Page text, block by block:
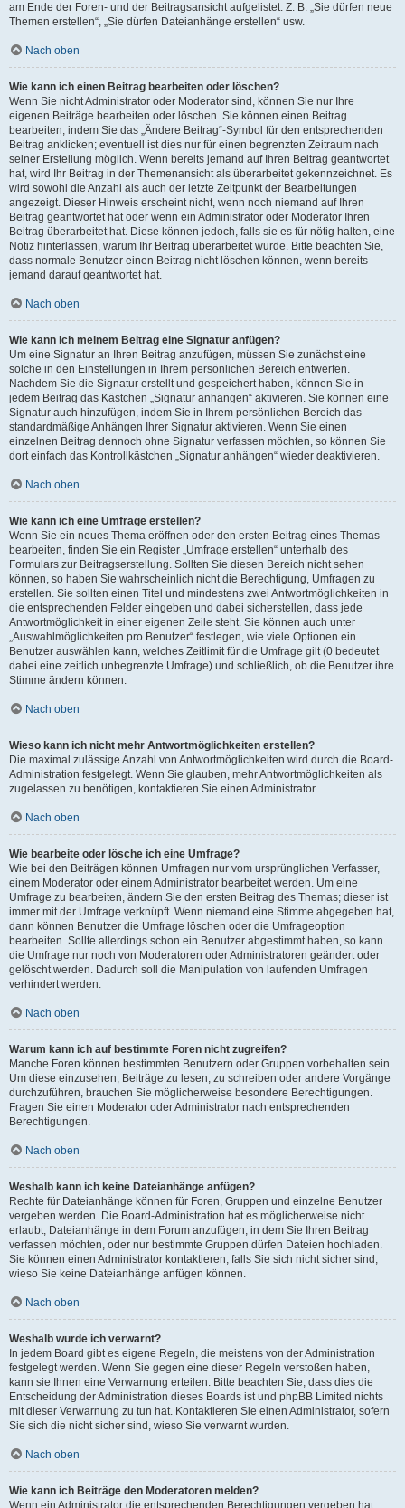
am Ende der Foren- und der Beitragsansicht aufgelistet. Z. B. „Sie dürfen neue
Themen erstellen“, „Sie dürfen Dateianhänge erstellen“ usw.
Nach oben
Wie kann ich einen Beitrag bearbeiten oder löschen?
Wenn Sie nicht Administrator oder Moderator sind, können Sie nur Ihre
eigenen Beiträge bearbeiten oder löschen. Sie können einen Beitrag
bearbeiten, indem Sie das „Ändere Beitrag“-Symbol für den entsprechenden
Beitrag anklicken; eventuell ist dies nur für einen begrenzten Zeitraum nach
seiner Erstellung möglich. Wenn bereits jemand auf Ihren Beitrag geantwortet
hat, wird Ihr Beitrag in der Themenansicht als überarbeitet gekennzeichnet. Es
wird sowohl die Anzahl als auch der letzte Zeitpunkt der Bearbeitungen
angezeigt. Dieser Hinweis erscheint nicht, wenn noch niemand auf Ihren
Beitrag geantwortet hat oder wenn ein Administrator oder Moderator Ihren
Beitrag überarbeitet hat. Diese können jedoch, falls sie es für nötig halten, eine
Notiz hinterlassen, warum Ihr Beitrag überarbeitet wurde. Bitte beachten Sie,
dass normale Benutzer einen Beitrag nicht löschen können, wenn bereits
jemand darauf geantwortet hat.
Nach oben
Wie kann ich meinem Beitrag eine Signatur anfügen?
Um eine Signatur an Ihren Beitrag anzufügen, müssen Sie zunächst eine
solche in den Einstellungen in Ihrem persönlichen Bereich entwerfen.
Nachdem Sie die Signatur erstellt und gespeichert haben, können Sie in
jedem Beitrag das Kästchen „Signatur anhängen“ aktivieren. Sie können eine
Signatur auch hinzufügen, indem Sie in Ihrem persönlichen Bereich das
standardmäßige Anhängen Ihrer Signatur aktivieren. Wenn Sie einen
einzelnen Beitrag dennoch ohne Signatur verfassen möchten, so können Sie
dort einfach das Kontrollkästchen „Signatur anhängen“ wieder deaktivieren.
Nach oben
Wie kann ich eine Umfrage erstellen?
Wenn Sie ein neues Thema eröffnen oder den ersten Beitrag eines Themas
bearbeiten, finden Sie ein Register „Umfrage erstellen“ unterhalb des
Formulars zur Beitragserstellung. Sollten Sie diesen Bereich nicht sehen
können, so haben Sie wahrscheinlich nicht die Berechtigung, Umfragen zu
erstellen. Sie sollten einen Titel und mindestens zwei Antwortmöglichkeiten in
die entsprechenden Felder eingeben und dabei sicherstellen, dass jede
Antwortmöglichkeit in einer eigenen Zeile steht. Sie können auch unter
„Auswahlmöglichkeiten pro Benutzer“ festlegen, wie viele Optionen ein
Benutzer auswählen kann, welches Zeitlimit für die Umfrage gilt (0 bedeutet
dabei eine zeitlich unbegrenzte Umfrage) und schließlich, ob die Benutzer ihre
Stimme ändern können.
Nach oben
Wieso kann ich nicht mehr Antwortmöglichkeiten erstellen?
Die maximal zulässige Anzahl von Antwortmöglichkeiten wird durch die Board-
Administration festgelegt. Wenn Sie glauben, mehr Antwortmöglichkeiten als
zugelassen zu benötigen, kontaktieren Sie einen Administrator.
Nach oben
Wie bearbeite oder lösche ich eine Umfrage?
Wie bei den Beiträgen können Umfragen nur vom ursprünglichen Verfasser,
einem Moderator oder einem Administrator bearbeitet werden. Um eine
Umfrage zu bearbeiten, ändern Sie den ersten Beitrag des Themas; dieser ist
immer mit der Umfrage verknüpft. Wenn niemand eine Stimme abgegeben hat,
dann können Benutzer die Umfrage löschen oder die Umfrageoption
bearbeiten. Sollte allerdings schon ein Benutzer abgestimmt haben, so kann
die Umfrage nur noch von Moderatoren oder Administratoren geändert oder
gelöscht werden. Dadurch soll die Manipulation von laufenden Umfragen
verhindert werden.
Nach oben
Warum kann ich auf bestimmte Foren nicht zugreifen?
Manche Foren können bestimmten Benutzern oder Gruppen vorbehalten sein.
Um diese einzusehen, Beiträge zu lesen, zu schreiben oder andere Vorgänge
durchzuführen, brauchen Sie möglicherweise besondere Berechtigungen.
Fragen Sie einen Moderator oder Administrator nach entsprechenden
Berechtigungen.
Nach oben
Weshalb kann ich keine Dateianhänge anfügen?
Rechte für Dateianhänge können für Foren, Gruppen und einzelne Benutzer
vergeben werden. Die Board-Administration hat es möglicherweise nicht
erlaubt, Dateianhänge in dem Forum anzufügen, in dem Sie Ihren Beitrag
verfassen möchten, oder nur bestimmte Gruppen dürfen Dateien hochladen.
Sie können einen Administrator kontaktieren, falls Sie sich nicht sicher sind,
wieso Sie keine Dateianhänge anfügen können.
Nach oben
Weshalb wurde ich verwarnt?
In jedem Board gibt es eigene Regeln, die meistens von der Administration
festgelegt werden. Wenn Sie gegen eine dieser Regeln verstoßen haben,
kann sie Ihnen eine Verwarnung erteilen. Bitte beachten Sie, dass dies die
Entscheidung der Administration dieses Boards ist und phpBB Limited nichts
mit dieser Verwarnung zu tun hat. Kontaktieren Sie einen Administrator, sofern
Sie sich die nicht sicher sind, wieso Sie verwarnt wurden.
Nach oben
Wie kann ich Beiträge den Moderatoren melden?
Wenn ein Administrator die entsprechenden Berechtigungen vergeben hat,